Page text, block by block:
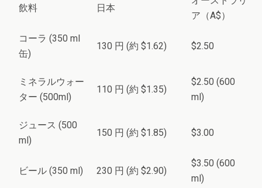
飲料 日本
ア（A$）
コーラ (350 ml
缶)
130 円 (約 $1.62) $2.50
ミネラルウォー
ター (500ml)
110 円 (約 $1.35)
$2.50 (600
ml)
ジュース (500
ml)
150 円 (約 $1.85) $3.00
ビール (350 ml) 230 円 (約 $2.90)
$3.50 (600
ml)